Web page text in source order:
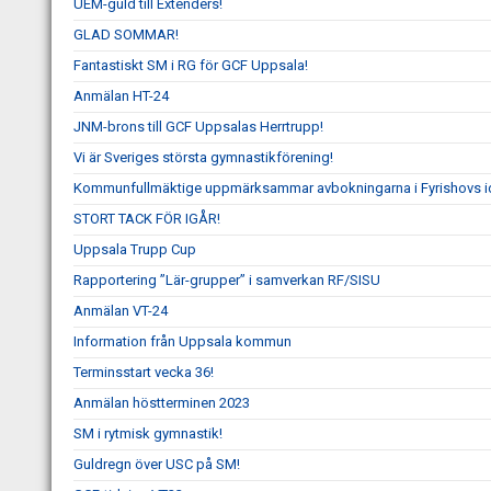
UEM-guld till Extenders!
GLAD SOMMAR!
Fantastiskt SM i RG för GCF Uppsala!
Anmälan HT-24
JNM-brons till GCF Uppsalas Herrtrupp!
Vi är Sveriges största gymnastikförening!
Kommunfullmäktige uppmärksammar avbokningarna i Fyrishovs
STORT TACK FÖR IGÅR!
Uppsala Trupp Cup
Rapportering ”Lär-grupper” i samverkan RF/SISU
Anmälan VT-24
Information från Uppsala kommun
Terminsstart vecka 36!
Anmälan höstterminen 2023
SM i rytmisk gymnastik!
Guldregn över USC på SM!